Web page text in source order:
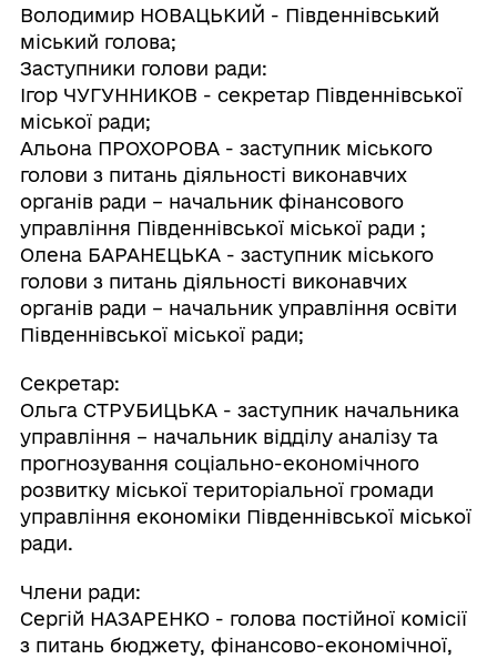
Володимир НОВАЦЬКИЙ - Південнівський
міський голова;
Заступники голови ради:
Ігор ЧУГУННИКОВ - секретар Південнівської
міської ради;
Альона ПРОХОРОВА - заступник міського
голови з питань діяльності виконавчих
органів ради – начальник фінансового
управління Південнівської міської ради ;
Олена БАРАНЕЦЬКА - заступник міського
голови з питань діяльності виконавчих
органів ради – начальник управління освіти
Південнівської міської ради;
Секретар:
Ольга СТРУБИЦЬКА - заступник начальника
управління – начальник відділу аналізу та
прогнозування соціально-економічного
розвитку міської територіальної громади
управління економіки Південнівської міської
ради.
Члени ради:
Сергій НАЗАРЕНКО - голова постійної комісії
з питань бюджету, фінансово-економічної,